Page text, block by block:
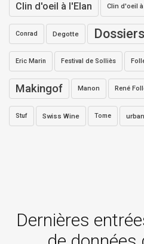
Clin d'oeil à l'Elan Clin d'oeil
Conrad Degotte Dossiers
Eric Marin Festival de Solliès
Makingof Manon René
Stuf Swiss Wine Tome
Dernières